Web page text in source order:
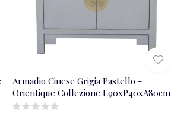
Armadio Cinese Grigia Pastello -
Orientique Collezione L90xP40xA80cm